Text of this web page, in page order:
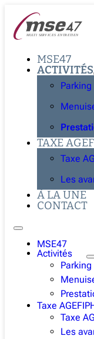
MSE47
ACTIVITÉS
Parking
TAXE
Taxe
Les
À LA UNE
CONTACT
MSE47
Activités
Parking
Taxe
Taxe
Les